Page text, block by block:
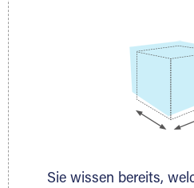
Sie wissen bereits,